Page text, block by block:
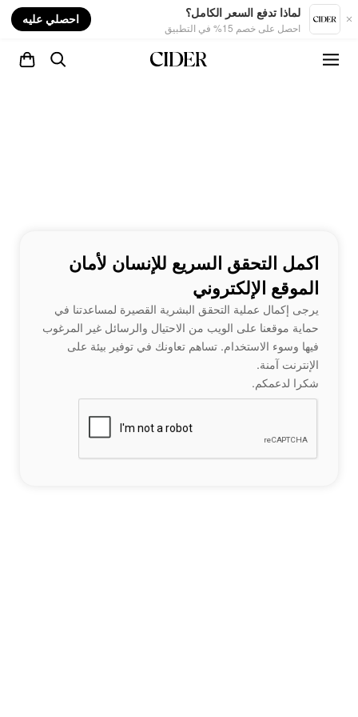
لماذا تدفع السعر الكامل؟
احصل على خصم 15% في التطبيق
احصلي عليه
اكمل التحقق السريع للإنسان لأمان
الموقع الإلكتروني
يرجى إكمال عملية التحقق البشرية القصيرة لمساعدتنا في
حماية موقعنا على الويب من الاحتيال والرسائل غير المرغوب
فيها وسوء الاستخدام. تساهم تعاونك في توفير بيئة على
الإنترنت آمنة.
شكرا لدعمكم.